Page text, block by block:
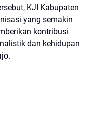
KJI Kabupaten
yang semakin
kontribusi
dan kehidupan